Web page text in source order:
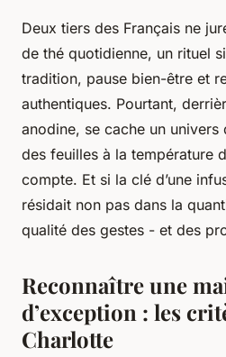
Deux tiers des Français ne
de thé quotidienne, un rituel
tradition, pause bien-être et
authentiques. Pourtant,
anodine, se cache un univers
des feuilles à la température
compte. Et si la clé d’une
résidait non pas dans la
qualité des gestes - et des
Reconnaître une
d’exception : les
Charlotte